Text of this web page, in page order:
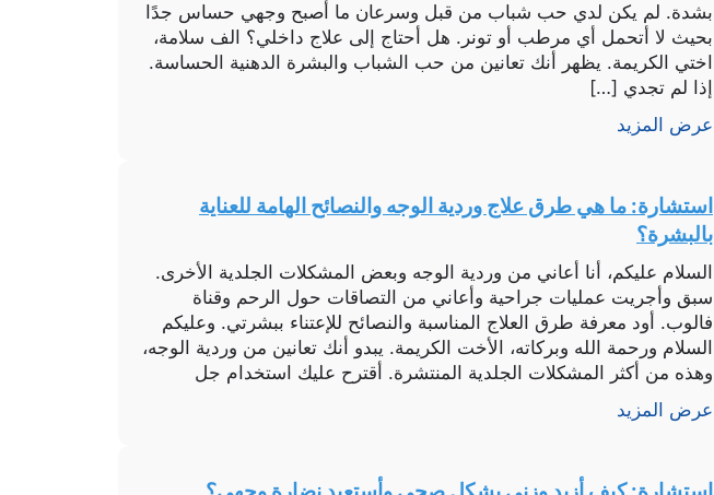
بشدة. لم يكن لدي حب شباب من قبل وسرعان ما أصبح وجهي حساس جدًا
بحيث لا أتحمل أي مرطب أو تونر. هل أحتاج إلى علاج داخلي؟ الف سلامة،
اختي الكريمة. يظهر أنك تعانين من حب الشباب والبشرة الدهنية الحساسة.
إذا لم تجدي […]
عرض المزيد
استشارة: ما هي طرق علاج وردية الوجه والنصائح الهامة للعناية
بالبشرة؟
السلام عليكم، أنا أعاني من وردية الوجه وبعض المشكلات الجلدية الأخرى.
سبق وأجريت عمليات جراحية وأعاني من التصاقات حول الرحم وقناة
فالوب. أود معرفة طرق العلاج المناسبة والنصائح للإعتناء ببشرتي. وعليكم
السلام ورحمة الله وبركاته، الأخت الكريمة. يبدو أنك تعانين من وردية الوجه،
وهذه من أكثر المشكلات الجلدية المنتشرة. أقترح عليك استخدام جل
ROZEX مرة […]
عرض المزيد